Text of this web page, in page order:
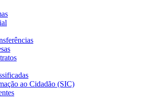
ao Cidadão (SIC)